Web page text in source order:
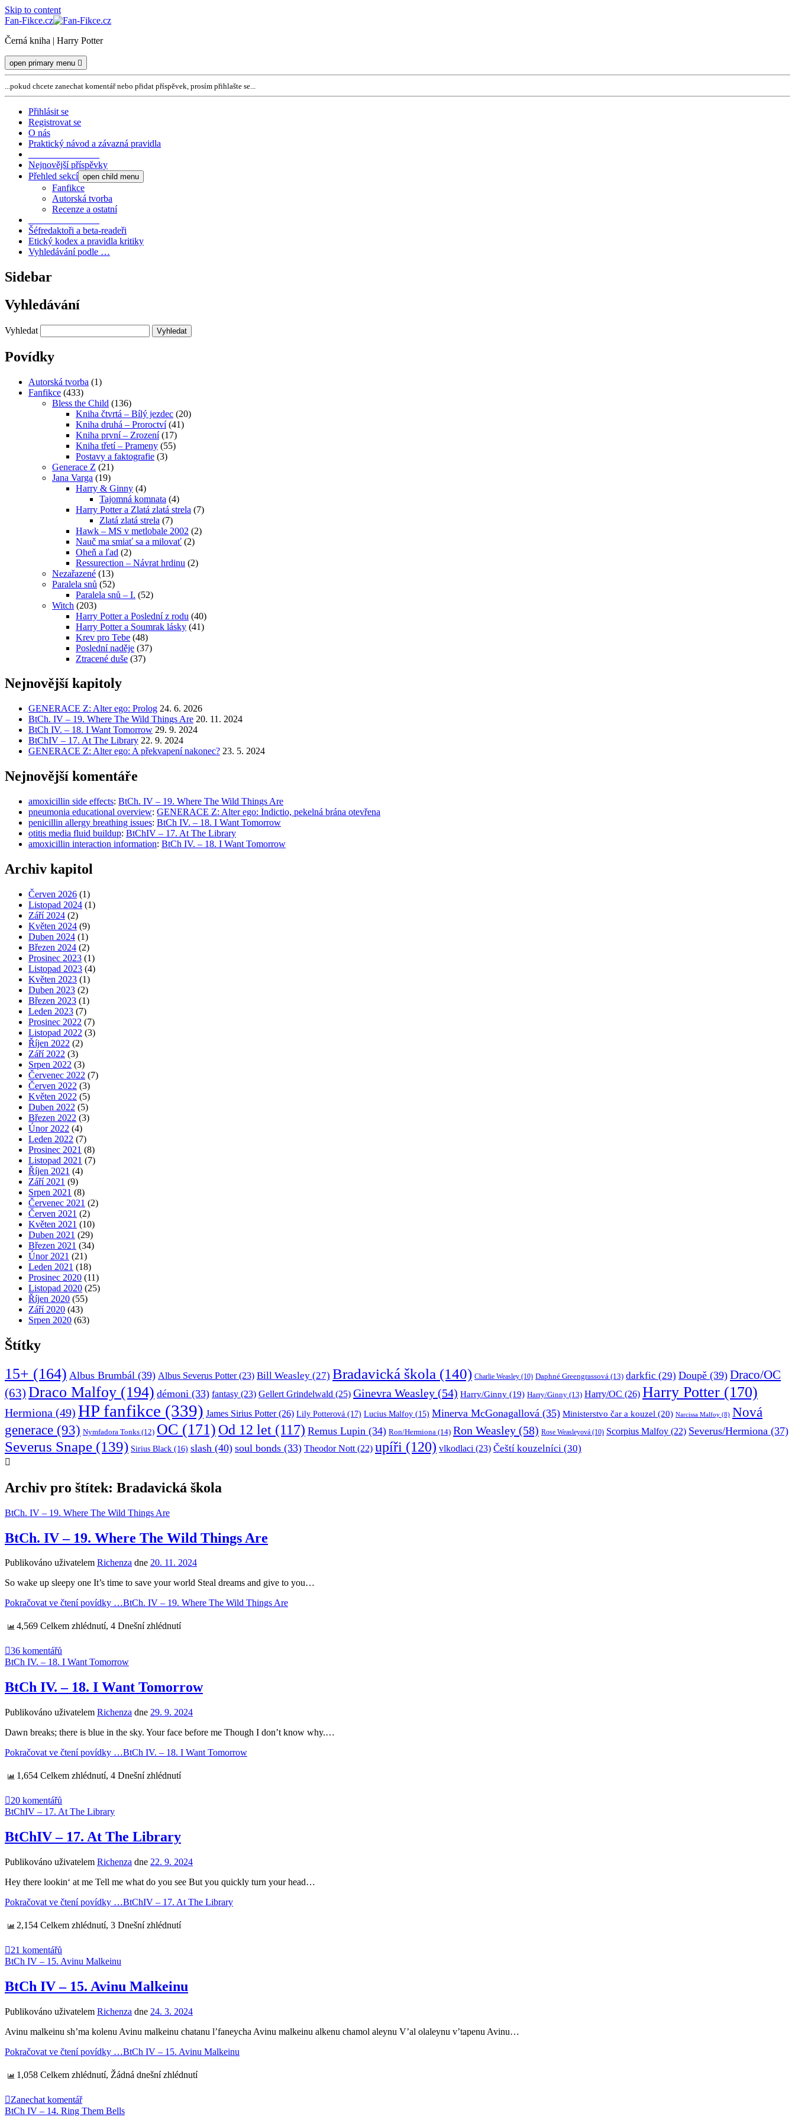
Skip to content
Fan-Fikce.cz
Černá kniha | Harry Potter
open primary menu
...pokud chcete zanechat komentář nebo přidat příspěvek, prosím přihlašte se...
Přihlásit se
Registrovat se
O nás
Praktický návod a závazná pravidla
Nejnovější příspěvky
Přehled sekcí open child menu
Fanfikce
Autorská tvorba
Recenze a ostatní
Šéfredaktoři a beta-readeři
Etický kodex a pravidla kritiky
Vyhledávání podle …
Sidebar
Vyhledávání
Vyhledat
Povídky
Autorská tvorba (1)
Fanfikce (433)
Bless the Child (136)
Kniha čtvrtá – Bílý jezdec (20)
Kniha druhá – Proroctví(41)
Kniha první – Zrození(17)
Kniha třetí – Prameny (55)
Postavy a faktografie (3)
Generace Z (21)
Jana Varga (19)
Harry & Ginny (4)
Tajomná komnata (4)
Harry Potter a Zlatá zlatá strela (7)
Zlatá zlatá strela (7)
Hawk – MS v metlobale 2002 (2)
Nauč ma smiať sa a milovať (2)
Oheň a ľad (2)
Ressurection – Návrat hrdinu (2)
Nezařazené (13)
Paralela snů (52)
Paralela snů – I. (52)
Witch (203)
Harry Potter a Poslední z rodu (40)
Harry Potter a Soumrak lásky (41)
Krev pro Tebe (48)
Poslední naděje (37)
Ztracené duše (37)
Nejnovější kapitoly
GENERACE Z: Alter ego: Prolog 24. 6. 2026
BtCh. IV – 19. Where The Wild Things Are 20. 11. 2024
BtCh IV. – 18. I Want Tomorrow 29. 9. 2024
BtChIV – 17. At The Library 22. 9. 2024
GENERACE Z: Alter ego: A překvapení nakonec? 23. 5. 2024
Nejnovější komentáře
amoxicillin side effects: BtCh. IV – 19. Where The Wild Things Are
pneumonia educational overview: GENERACE Z: Alter ego: Indictio, pekelná brána otevřena
penicillin allergy breathing issues: BtCh IV. – 18. I Want Tomorrow
otitis media fluid buildup: BtChIV – 17. At The Library
amoxicillin interaction information: BtCh IV. – 18. I Want Tomorrow
Archiv kapitol
Červen 2026 (1)
Listopad 2024 (1)
Září 2024 (2)
Květen 2024 (9)
Duben 2024 (1)
Březen 2024 (2)
Prosinec 2023 (1)
Listopad 2023 (4)
Květen 2023 (1)
Duben 2023 (2)
Březen 2023 (1)
Leden 2023 (7)
Prosinec 2022 (7)
Listopad 2022 (3)
Říjen 2022 (2)
Září 2022 (3)
Srpen 2022 (3)
Červenec 2022 (7)
Červen 2022 (3)
Květen 2022 (5)
Duben 2022 (5)
Březen 2022 (3)
Únor 2022 (4)
Leden 2022 (7)
Prosinec 2021 (8)
Listopad 2021 (7)
Říjen 2021 (4)
Září 2021 (9)
Srpen 2021 (8)
Červenec 2021 (2)
Červen 2021 (2)
Květen 2021 (10)
Duben 2021 (29)
Březen 2021 (34)
Únor 2021 (21)
Leden 2021 (18)
Prosinec 2020 (11)
Listopad 2020 (25)
Říjen 2020 (55)
Září 2020 (43)
Srpen 2020 (63)
Štítky
15+ (164) Albus Brumbál (39) Albus Severus Potter(23) Bill Weasley (27) Bradavická škola (140) Charlie Weasley (10) Daphné Greengrassová (13) darkfic (29) Doupě (39) Draco/OC
(63) Draco Malfoy (194) démoni (33) fantasy (23) Gellert Grindelwald (25) Ginevra Weasley (54) Harry/Ginny (19) Harry/Ginny (13) Harry/OC (26) Harry Potter (170)
Hermiona (49) HP fanfikce (339) James Sirius Potter(26) Lily Potterová (17) Lucius Malfoy (15) Minerva McGonagallová (35) Ministerstvo čar a kouzel (20) Narcissa Malfoy (8) Nová
generace (93) Nymfadora Tonks (12) OC (171) Od 12 let (117) Remus Lupin (34) Ron/Hermiona (14) Ron Weasley (58) Rose Weasleyová (10) Scorpius Malfoy (22) Severus/Hermiona (37)
Severus Snape (139) Sirius Black (16) slash (40) soul bonds (33) Theodor Nott (22) upíři (120) vlkodlaci (23) Čeští kouzelníci (30)
Archiv pro štítek: Bradavická škola
BtCh. IV – 19. Where The Wild Things Are
BtCh. IV – 19. Where The Wild Things Are
Publikováno uživatelem Richenza dne 20. 11. 2024
So wake up sleepy one It’s time to save your world Steal dreams and give to you…
Pokračovat ve čtení povídky …BtCh. IV – 19. Where The Wild Things Are
4,569 Celkem zhlédnutí, 4 Dnešní zhlédnutí
36 komentářů
BtCh IV. – 18. I Want Tomorrow
BtCh IV. – 18. I Want Tomorrow
Publikováno uživatelem Richenza dne 29. 9. 2024
Dawn breaks; there is blue in the sky. Your face before me Though I don’t know why.…
Pokračovat ve čtení povídky …BtCh IV. – 18. I Want Tomorrow
1,654 Celkem zhlédnutí, 4 Dnešní zhlédnutí
20 komentářů
BtChIV – 17. At The Library
BtChIV – 17. At The Library
Publikováno uživatelem Richenza dne 22. 9. 2024
Hey there lookin‘ at me Tell me what do you see But you quickly turn your head…
Pokračovat ve čtení povídky …BtChIV – 17. At The Library
2,154 Celkem zhlédnutí, 3 Dnešní zhlédnutí
21 komentářů
BtCh IV – 15. Avinu Malkeinu
BtCh IV – 15. Avinu Malkeinu
Publikováno uživatelem Richenza dne 24. 3. 2024
Avinu malkeinu sh’ma kolenu Avinu malkeinu chatanu l’faneycha Avinu malkeinu alkenu chamol aleynu V’al olaleynu v’tapenu Avinu…
Pokračovat ve čtení povídky …BtCh IV – 15. Avinu Malkeinu
1,058 Celkem zhlédnutí, Žádná dnešní zhlédnutí
Zanechat komentář
BtCh IV – 14. Ring Them Bells